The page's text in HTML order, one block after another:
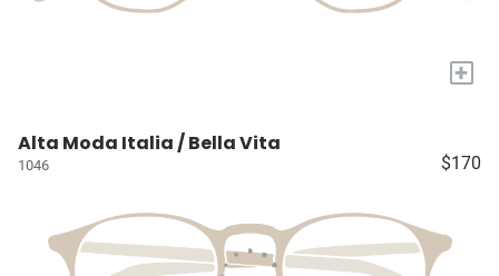
+
Alta Moda Italia / Bella Vita
1046 $170